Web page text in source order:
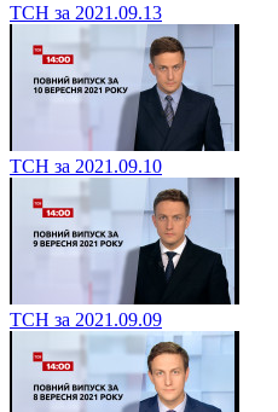
ТСН за 2021.09.13
ТСН за 2021.09.10
ТСН за 2021.09.09